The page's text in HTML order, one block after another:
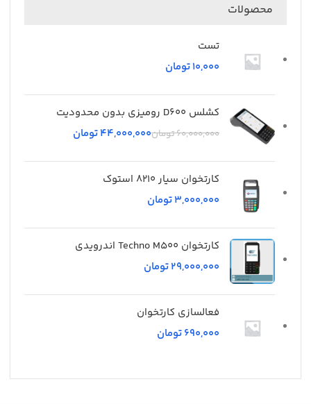
محصولات
تست
تومان
کشلس D600 رومیزی بدون محدودیت
60,000,000تومان44,000,000تومان
کارتخوان سیار 8210 استوک
تومان
کارتخوان Techno M500 اندرویدی
تومان
فعالسازی کارتخوان
تومان